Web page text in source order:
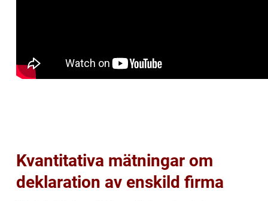
Kvantitativa mätningar om
deklaration av enskild firma